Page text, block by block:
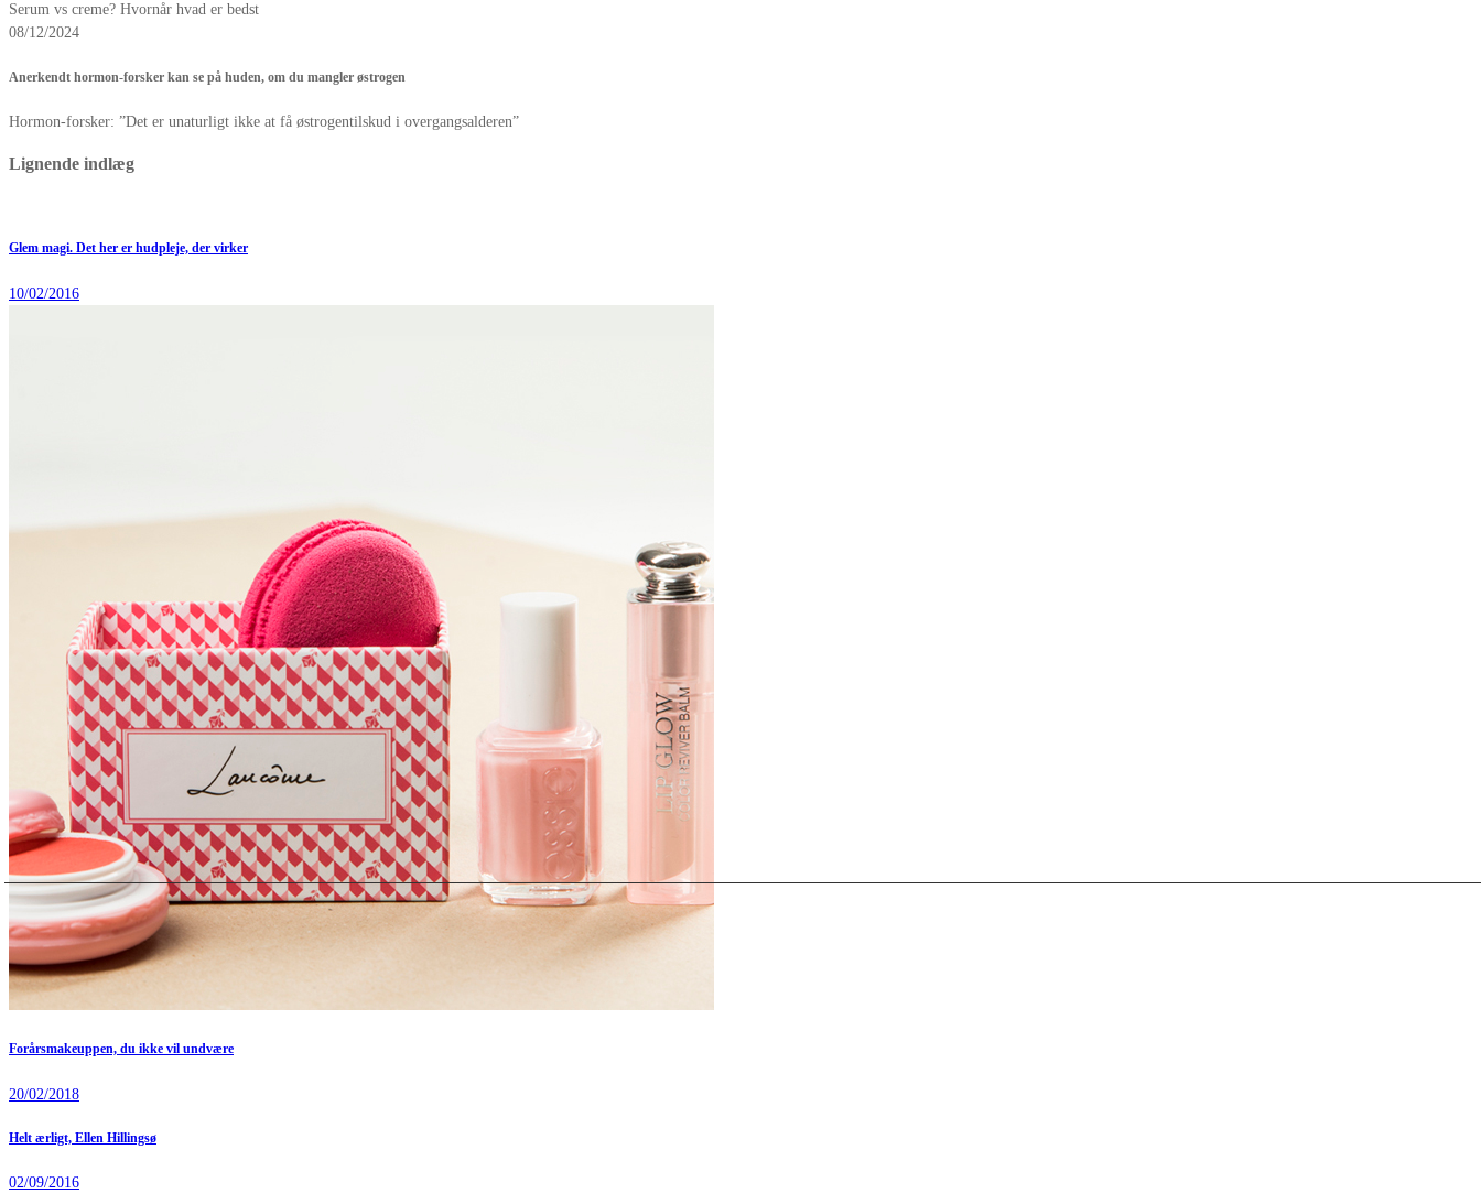
Serum vs creme? Hvornår hvad er bedst
08/12/2024
Anerkendt hormon-forsker kan se på huden, om du mangler østrogen
Hormon-forsker: ”Det er unaturligt ikke at få østrogentilskud i overgangsalderen”
Lignende indlæg
Glem magi. Det her er hudpleje, der virker
10/02/2016
Forårsmakeuppen, du ikke vil undvære
20/02/2018
Helt ærligt, Ellen Hillingsø
02/09/2016